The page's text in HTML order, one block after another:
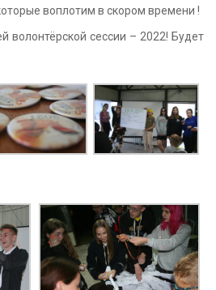
воплотим в скором времени !
волонтёрской сессии – 2022! Будет